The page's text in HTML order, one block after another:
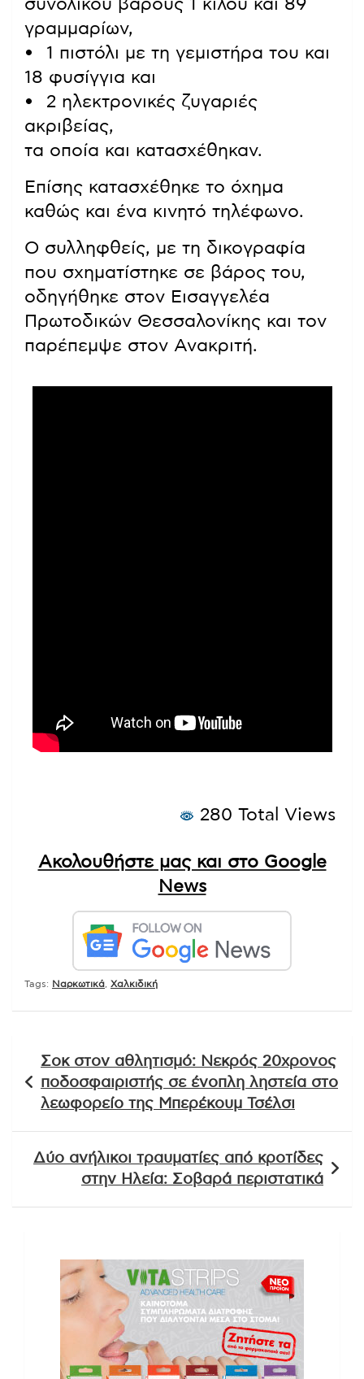
συνολικού βάρους 1 κιλού και 89
γραμμαρίων,
• 1 πιστόλι με τη γεμιστήρα του και
18 φυσίγγια και
• 2 ηλεκτρονικές ζυγαριές
ακριβείας,
τα οποία και κατασχέθηκαν.
Επίσης κατασχέθηκε το όχημα
καθώς και ένα κινητό τηλέφωνο.
Ο συλληφθείς, με τη δικογραφία
που σχηματίστηκε σε βάρος του,
οδηγήθηκε στον Εισαγγελέα
Πρωτοδικών Θεσσαλονίκης και τον
παρέπεμψε στον Ανακριτή.
280 Total Views
Ακολουθήστε μας και στο Google
News
Tags: Ναρκωτικά Χαλκιδική
άρθρων
Σοκ στον αθλητισμό: Νεκρός 20χρονος
ποδοσφαιριστής σε ένοπλη ληστεία στο
λεωφορείο της Μπερέκουμ Τσέλσι
Δύο ανήλικοι τραυματίες από κροτίδες
στην Ηλεία: Σοβαρά περιστατικά